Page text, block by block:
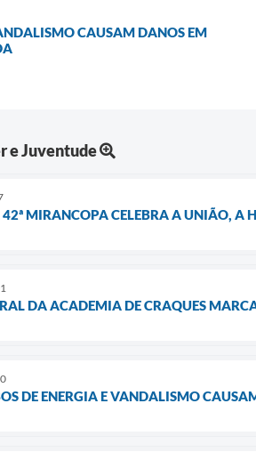
CAUSAM DANOS EM
e Juventude
MIRANCOPA CELEBRA A UNIÃO, A
DA ACADEMIA DE CRAQUES
DE ENERGIA E VANDALISMO